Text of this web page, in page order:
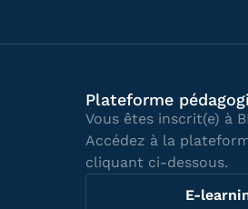
Plateforme
Vous êtes inscrit(e) à
Accédez à la
cliquant ci-dessous.
E-